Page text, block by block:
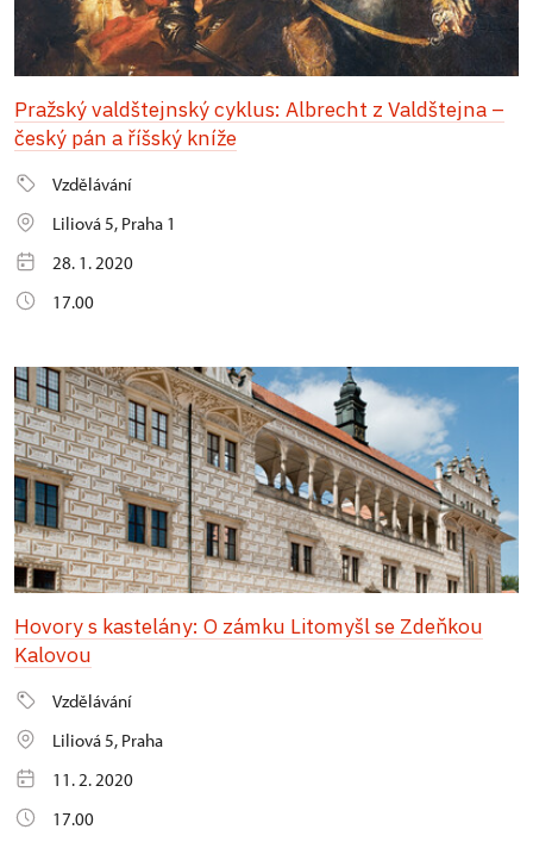
Pražský valdštejnský cyklus: Albrecht z Valdštejna –
český pán a říšský kníže
Vzdělávání
Liliová 5, Praha 1
28. 1. 2020
17.00
Hovory s kastelány: O zámku Litomyšl se Zdeňkou
Kalovou
Vzdělávání
Liliová 5, Praha
11. 2. 2020
17.00